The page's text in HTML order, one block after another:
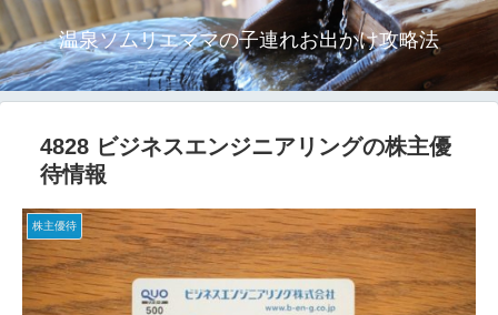
温泉ソムリエママの子連れお出かけ攻略法
4828 ビジネスエンジニアリングの株主優
待情報
株主優待